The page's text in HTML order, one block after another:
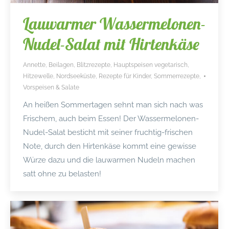
Lauwarmer Wassermelonen-
Nudel-Salat mit Hirtenkäse
Annette Beilagen Blitzrezepte Hauptspeisen vegetarisch
Hitzewelle Nordseeküste Rezepte für Kinder, Sommerrezepte
Vorspeisen & Salate
An heißen Sommertagen sehnt man sich nach was
Frischem, auch beim Essen! Der Wassermelonen-
Nudel-Salat besticht mit seiner fruchtig-frischen
Note, durch den Hirtenkäse kommt eine gewisse
Würze dazu und die lauwarmen Nudeln machen
satt ohne zu belasten!